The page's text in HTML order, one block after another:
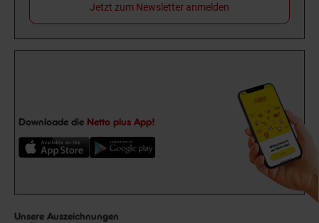
Jetzt zum Newsletter anmelden
Downloade die Netto plus App!
Unsere Auszeichnungen